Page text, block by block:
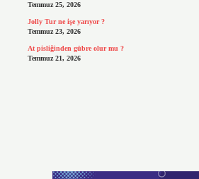
Temmuz 25, 2026
Jolly Tur ne işe yarıyor ?
Temmuz 23, 2026
At pisliğinden gübre olur mu ?
Temmuz 21, 2026